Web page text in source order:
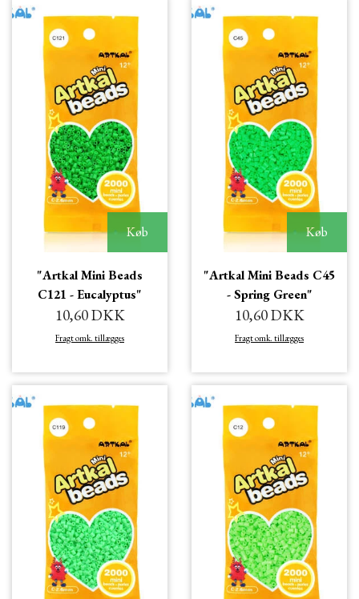
Køb
"Artkal Mini Beads
C121 - Eucalyptus"
10,60 DKK
Fragt omk. tillægges
Køb
"Artkal Mini Beads C45
- Spring Green"
10,60 DKK
Fragt omk. tillægges